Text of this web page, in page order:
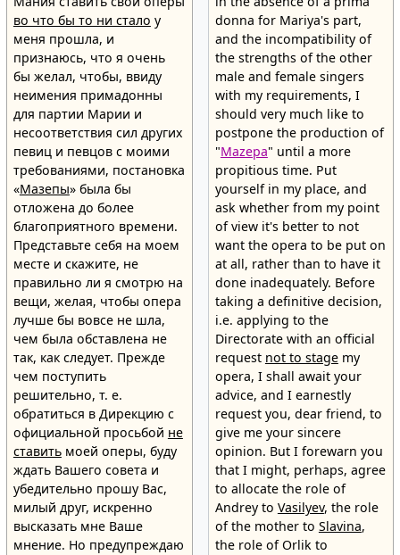
во что бы то ни стало у
меня прошла, и
признаюсь, что я очень
бы желал, чтобы, ввиду
неимения примадонны
для партии Марии и
несоответствия сил других
певиц и певцов с моими
требованиями, постановка
«Мaзепы» была бы
отложена до более
благоприятного времени.
Представьте себя на моем
месте и скажите, не
правильно ли я смотрю на
вещи, желая, чтобы опера
лучше бы вовсе не шла,
чем была обставлена не
так, как следует. Прежде
чем поступить
решительно, т. е.
обратиться в Дирекцию с
официальной просьбой не
ставитьмоей оперы, буду
ждать Вашего совета и
убедительно прошу Вас,
милый друг, искренно
высказать мне Ваше
мнение. Но предупреждаю
donna for Mariya's part,
and the incompatibility of
the strengths of the other
male and female singers
with my requirements, I
should very much like to
postpone the production of
"Mazepa" until a more
propitious time. Put
yourself in my place, and
ask whether from my point
of view it's better to not
want the opera to be put on
at all, rather than to have it
done inadequately. Before
taking a definitive decision,
i.e. applying to the
Directorate with an official
request not to stagemy
opera, I shall await your
advice, and I earnestly
request you, dear friend, to
give me your sincere
opinion. But I forewarn you
that I might, perhaps, agree
to allocate the role of
Andrey to Vasilyev, the role
of the mother to Slavina,
the role of Orlik to